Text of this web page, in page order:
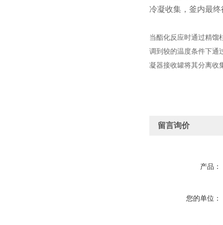
冷凝收集，釜内最
当酯化反应时通过精馏
调到较的温度条件下通
凝器接收罐将其分离收
留言询价
产品：
您的单位：